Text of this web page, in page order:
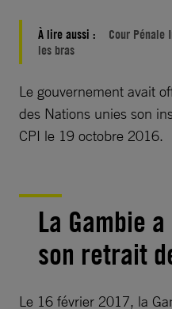
À lire aussi :
Cour Pénale
les bras
Le gouvernement avait
des Nations unies son
CPI le 19 octobre 2016.
La Gambie
son retrait
Le 16 février 2017, la